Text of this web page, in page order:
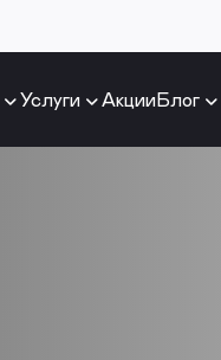
Услуги АкцииБлог